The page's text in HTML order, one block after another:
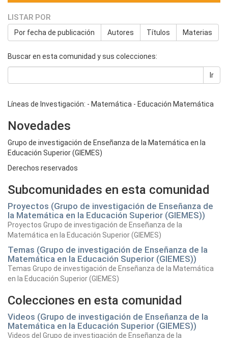
LISTAR POR
Por fecha de publicación Autores Títulos Materias
Buscar en esta comunidad y sus colecciones:
Ir
Líneas de Investigación: - Matemática - Educación Matemática
Novedades
Grupo de investigación de Enseñanza de la Matemática en la
Educación Superior (GIEMES)
Derechos reservados
Subcomunidades en esta comunidad
Proyectos (Grupo de investigación de Enseñanza de
la Matemática en la Educación Superior (GIEMES))
Proyectos Grupo de investigación de Enseñanza de la
Matemática en la Educación Superior (GIEMES)
Temas (Grupo de investigación de Enseñanza de la
Matemática en la Educación Superior (GIEMES))
Temas Grupo de investigación de Enseñanza de la Matemática
en la Educación Superior (GIEMES)
Colecciones en esta comunidad
Videos (Grupo de investigación de Enseñanza de la
Matemática en la Educación Superior (GIEMES))
Videos del Grupo de investigación de Enseñanza de la